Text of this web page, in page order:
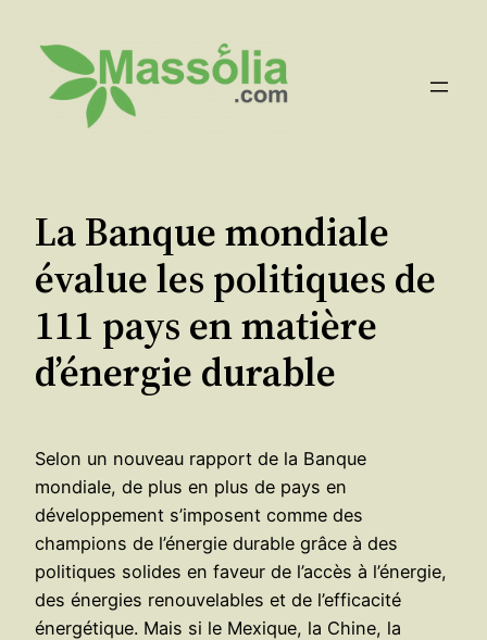
contenu
La Banque mondiale
évalue les politiques de
111 pays en matière
d’énergie durable
Selon un nouveau rapport de la Banque
mondiale, de plus en plus de pays en
développement s’imposent comme des
champions de l’énergie durable grâce à des
politiques solides en faveur de l’accès à l’énergie,
des énergies renouvelables et de l’efficacité
énergétique. Mais si le Mexique, la Chine, la